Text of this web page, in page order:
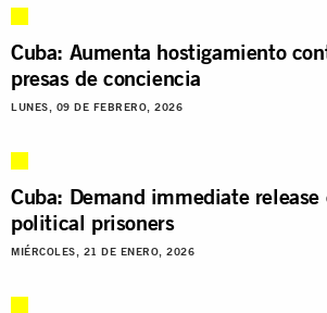
Cuba: Aumenta hostigamiento
presas de conciencia
LUNES, 09 DE FEBRERO, 2026
Cuba: Demand immediate
political prisoners
MIÉRCOLES, 21 DE ENERO, 2026